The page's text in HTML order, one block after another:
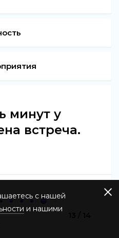
минут у
встреча.
с нашей
и нашими